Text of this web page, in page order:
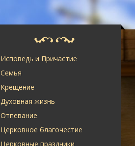
Исповедь и Причастие
Семья
Крещение
Духовная жизнь
Отпевание
Церковное благочестие
Церковные праздники